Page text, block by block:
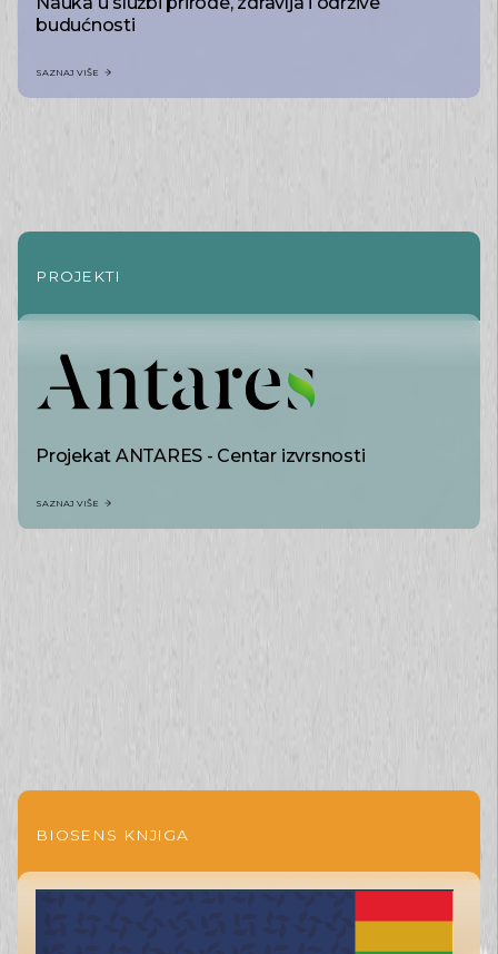
budućnosti
SAZNAJ VIŠE
PROJEKTI
Projekat ANTARES - Centar izvrsnosti
SAZNAJ VIŠE
BIOSENS KNJIGA